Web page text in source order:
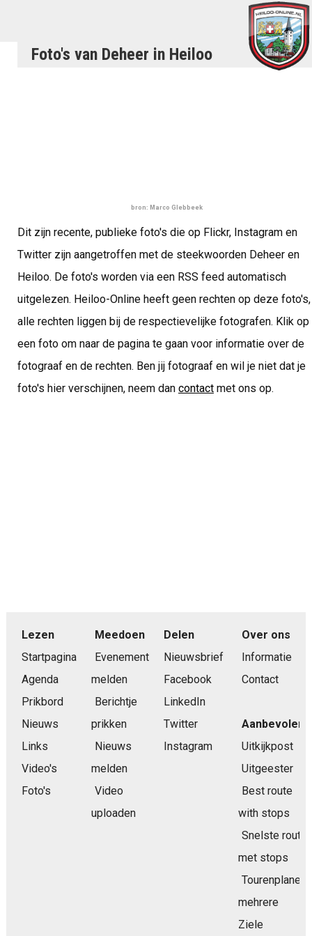
Foto's van Deheer in Heiloo
bron: Marco Glebbeek
Dit zijn recente, publieke foto's die op Flickr, Instagram en
Twitter zijn aangetroffen met de steekwoorden Deheer en
Heiloo. De foto's worden via een RSS feed automatisch
uitgelezen. Heiloo-Online heeft geen rechten op deze foto's,
alle rechten liggen bij de respectievelijke fotografen. Klik op
een foto om naar de pagina te gaan voor informatie over de
fotograaf en de rechten. Ben jij fotograaf en wil je niet dat je
foto's hier verschijnen, neem dan contactmet ons op.
Lezen
Startpagina
Agenda
Prikbord
Nieuws
Links
Video's
Foto's
Meedoen
Evenement
melden
Berichtje
prikken
Nieuws
melden
Video
uploaden
Delen
Nieuwsbrief
Facebook
LinkedIn
Twitter
Instagram
Over ons
Informatie
Contact
Aanbevolen
Uitkijkpost
Uitgeester
Best route
with stops
Snelste route
met stops
Tourenplaner
mehrere
Ziele